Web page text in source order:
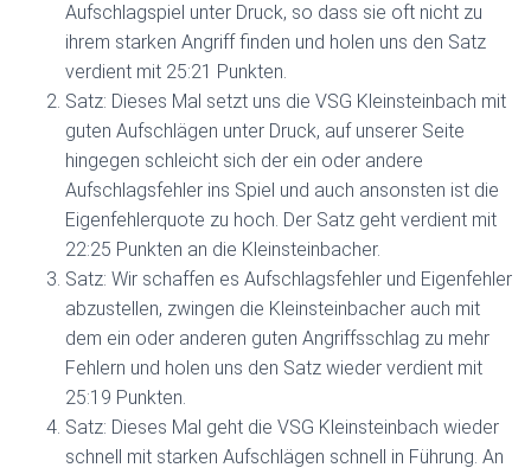
Aufschlagspiel unter Druck, so dass sie oft nicht zu
ihrem starken Angriff finden und holen uns den Satz
verdient mit 25:21 Punkten.
Satz: Dieses Mal setzt uns die VSG Kleinsteinbach mit
guten Aufschlägen unter Druck, auf unserer Seite
hingegen schleicht sich der ein oder andere
Aufschlagsfehler ins Spiel und auch ansonsten ist die
Eigenfehlerquote zu hoch. Der Satz geht verdient mit
22:25 Punkten an die Kleinsteinbacher.
Satz: Wir schaffen es Aufschlagsfehler und Eigenfehler
abzustellen, zwingen die Kleinsteinbacher auch mit
dem ein oder anderen guten Angriffsschlag zu mehr
Fehlern und holen uns den Satz wieder verdient mit
25:19 Punkten.
Satz: Dieses Mal geht die VSG Kleinsteinbach wieder
schnell mit starken Aufschlägen schnell in Führung. An